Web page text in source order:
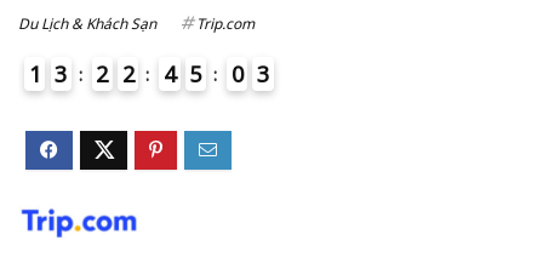
Du Lịch & Khách Sạn Trip.com
1 3 2 2 4 5 0 3